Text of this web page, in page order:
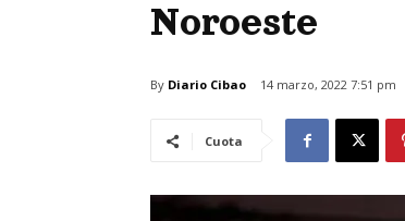
Noroeste
By Diario Cibao 14 marzo, 2022 7:51 pm
Cuota